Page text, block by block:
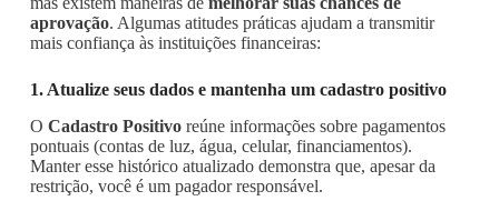
aprovação. Algumas atitudes práticas ajudam a transmitir
mais confiança às instituições financeiras:
1. Atualize seus dados e mantenha um cadastro positivo
O Cadastro Positivoreúne informações sobre pagamentos
pontuais (contas de luz, água, celular, financiamentos).
Manter esse histórico atualizado demonstra que, apesar da
restrição, você é um pagador responsável.